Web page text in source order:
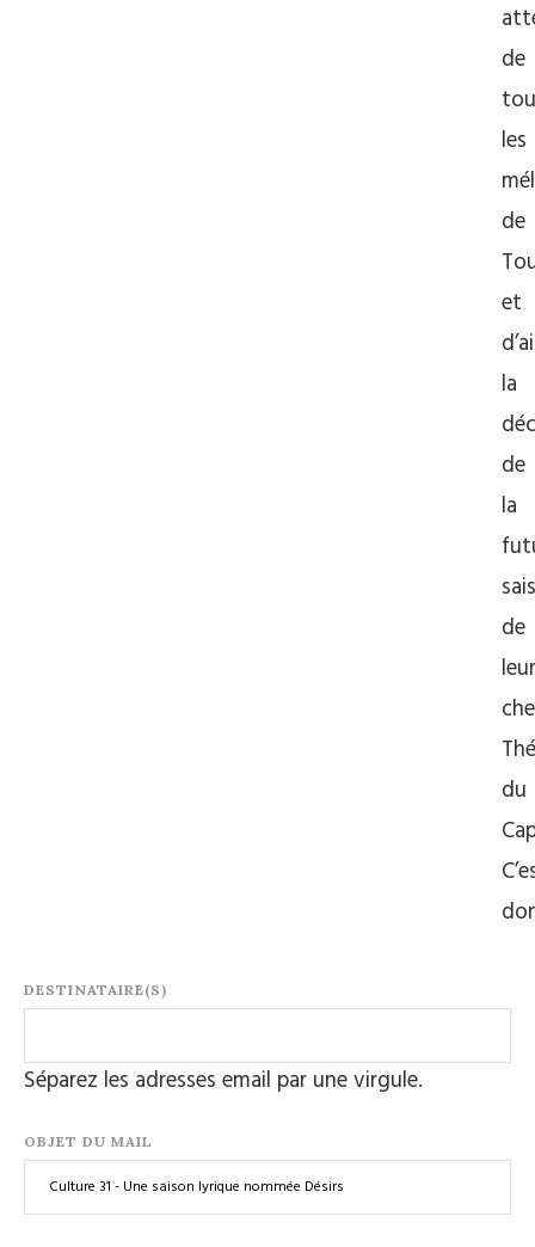
de
les
de
et
la
de
la
de
leur
du
DESTINATAIRE(S)
Séparez les adresses email par une virgule.
OBJET DU MAIL